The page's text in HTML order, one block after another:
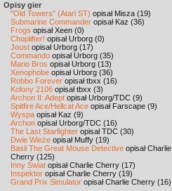
Opisy gier
"Old Towers" (Atari ST) opisał Misza (19)
Submarine Commander opisał Kaz (36)
Frogs opisał Xeen (0)
Choplifter! opisał Urborg (0)
Joust opisał Urborg (17)
Commando opisał Urborg (35)
Mario Bros opisał Urborg (13)
Xenophobe opisał Urborg (36)
Robbo Forever opisał tbxx (16)
Kolony 2106 opisał tbxx (3)
Archon II: Adept opisał Urborg/TDC (9)
Spitfire Ace/Hellcat Ace opisał Farscape (9)
Wyspa opisał Kaz (9)
Archon opisał Urborg/TDC (16)
The Last Starfighter opisał TDC (30)
Dwie Wieże opisał Muffy (19)
Basil The Great Mouse Detective opisał Charlie
Cherry (125)
Inny Świat opisał Charlie Cherry (17)
Inspektor opisał Charlie Cherry (19)
Grand Prix Simulator opisał Charlie Cherry (16)